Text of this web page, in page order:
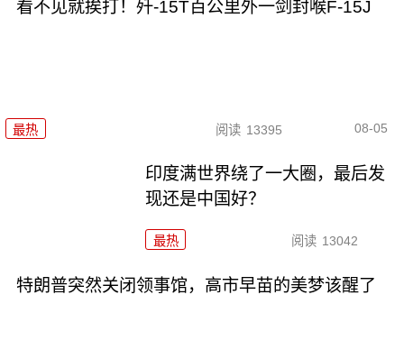
看不见就挨打！歼-15T百公里外一剑封喉F-15J
最热 阅读 13395 08-05
印度满世界绕了一大圈，最后发
现还是中国好？
最热 阅读 13042
特朗普突然关闭领事馆，高市早苗的美梦该醒了